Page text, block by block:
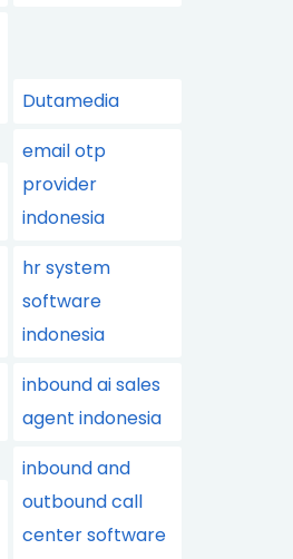
Dutamedia
email otp
provider
indonesia
hr system
software
indonesia
inbound ai sales
agent indonesia
inbound and
outbound call
center software